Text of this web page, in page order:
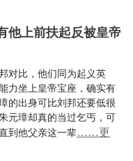
他上前扶起反被皇帝
对比，他们同为起义英
力坐上皇帝宝座，确实有
的出身可比刘邦还要低很
元璋却真的当过乞丐，可
到他父亲这一辈……更